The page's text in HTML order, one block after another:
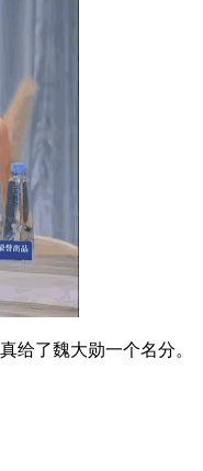
给了魏大勋一个名分。